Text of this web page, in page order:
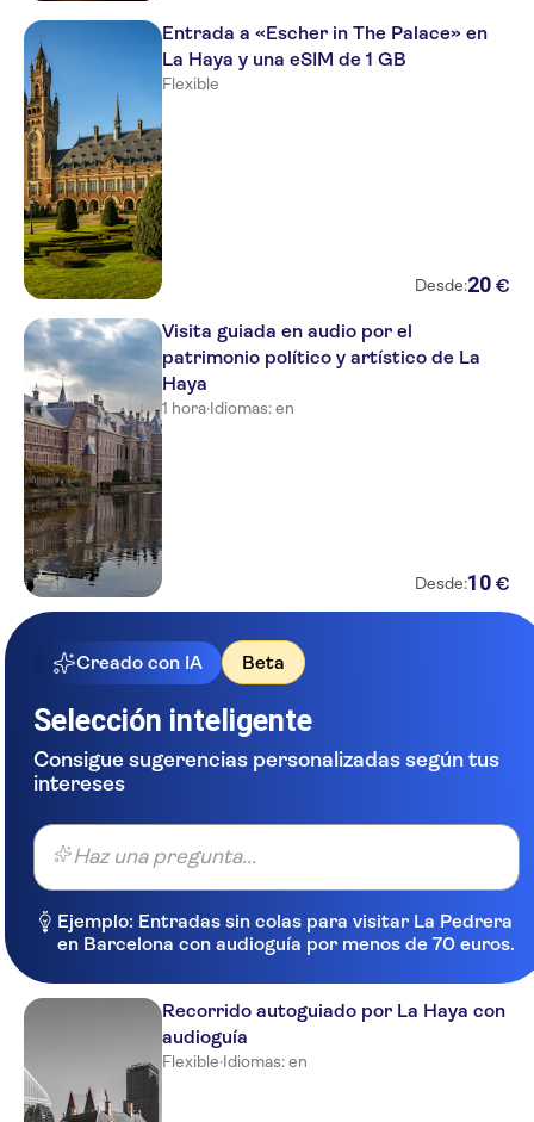
Entrada a «Escher in The Palace» en
La Haya y una eSIM de 1 GB
Flexible
Desde:20 €
Visita guiada en audio por el
patrimonio político y artístico de La
Haya
1 hora·Idiomas: en
Desde:10 €
Creado con IA Beta
Selección inteligente
Consigue sugerencias personalizadas según tus
intereses
Haz una pregunta...
Ejemplo: Entradas sin colas para visitar La Pedrera
en Barcelona con audioguía por menos de 70 euros.
Recorrido autoguiado por La Haya con
audioguía
Flexible·Idiomas: en